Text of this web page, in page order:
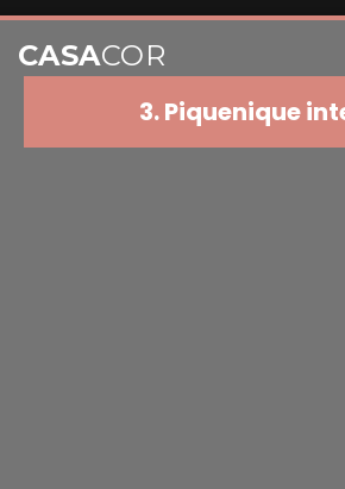
3. Piquenique
CASACOR